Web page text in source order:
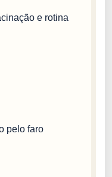
e rotina
pelo faro